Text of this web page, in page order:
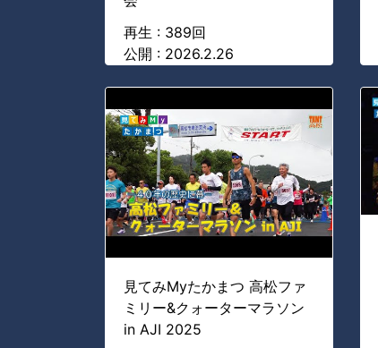
再生 : 389回
公開 : 2026.2.26
見てみMyたかまつ 高松ファ
ミリー&クォーターマラソン
in AJI 2025